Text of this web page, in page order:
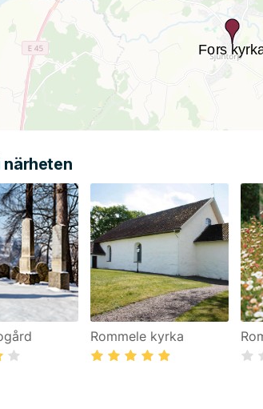
närheten
Rommele kyrka